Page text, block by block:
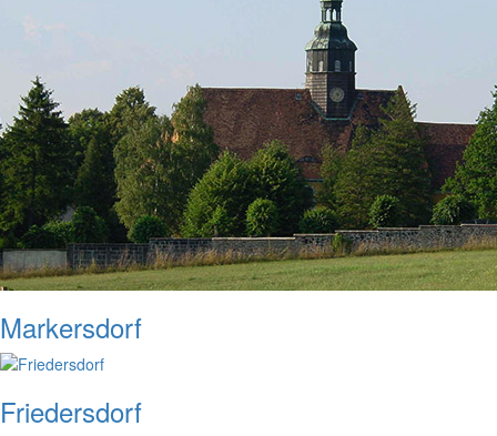
Markersdorf
Friedersdorf